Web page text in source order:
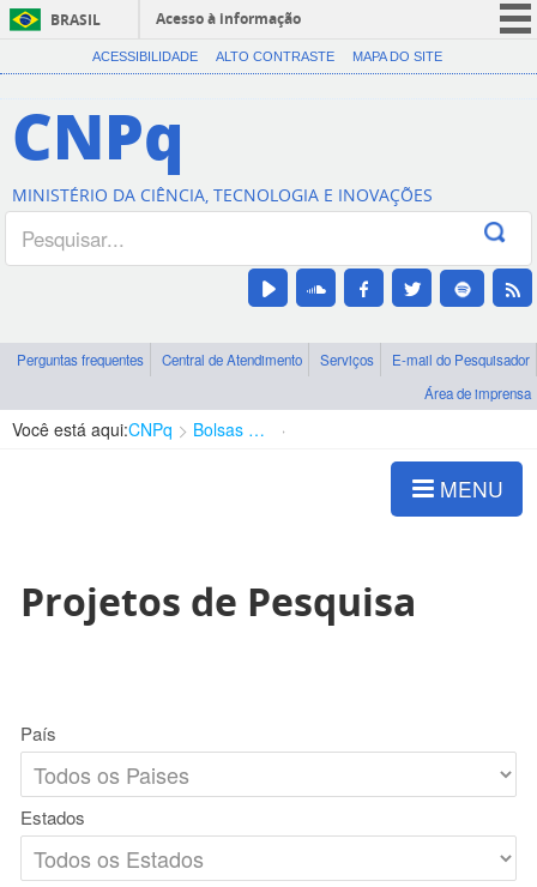
BRASIL
Acesso à informação
CORONAVÍRUS (COVID-19)
Canais
ACESSIBILIDADE ALTO CONTRASTE MAPA DO SITE
CNPq
MINISTÉRIO DA CIÊNCIA, TECNOLOGIA E INOVAÇÕES
Perguntas frequentes Central de Atendimento Serviços
E-mail do Pesquisador
Área de imprensa
Você está aqui:CNPq Bolsas e Auxílios Vigentes
MENU
Projetos de Pesquisa
País
Estados